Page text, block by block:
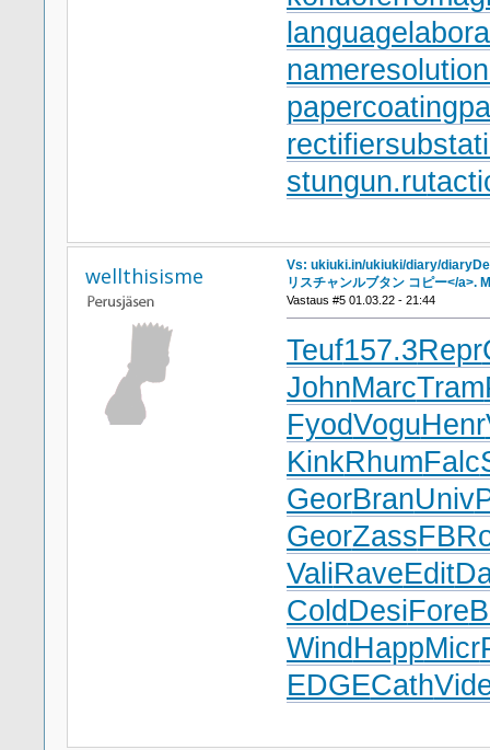
papercoating
stungun.ru
wellthisisme
Vs: ukiuki.in/ukiuki/diary/
リスチャンルブタン コピー</a>.
Vastaus #5 01.03.22 - 21:44
Teuf157.3Repr
JohnMarcTram
FyodVoguHenr
KinkRhumFalc
GeorBranUniv
GeorZass
ValiRaveEdit
Cold DesiFore
Wind HappMicr
EDGECath